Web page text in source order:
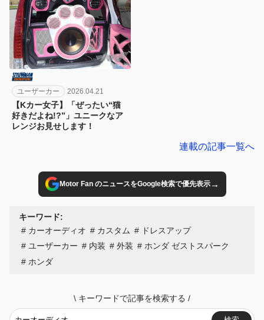
ユーザーカー 2026.04.21
【Kカー女子】「ぜったい“猫
好きだよね!?”」ユニークなア
レンジお見せします！
連載の記事一覧へ
Motor Fan のニュースをGoogle検索で優先表示→
キーワード:
カーオーディオ
カスタム
ドレスアップ
ユーザーカー
内装 外装
ホンダ ゼストスパーク
ホンダ
\ キーワードで記事を検索する /